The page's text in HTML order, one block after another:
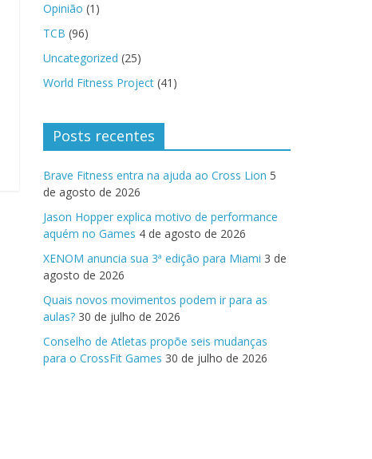
Opinião (1)
TCB (96)
Uncategorized (25)
World Fitness Project (41)
Posts recentes
Brave Fitness entra na ajuda ao Cross Lion 5
de agosto de 2026
Jason Hopper explica motivo de performance
aquém no Games 4 de agosto de 2026
XENOM anuncia sua 3ª edição para Miami 3 de
agosto de 2026
Quais novos movimentos podem ir para as
aulas? 30 de julho de 2026
Conselho de Atletas propõe seis mudanças
para o CrossFit Games 30 de julho de 2026